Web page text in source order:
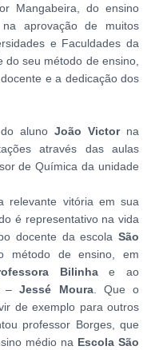
Mangabeira, do ensino
aprovação de muitos
e Faculdades da
do seu método de ensino,
e a dedicação dos
do alunoJoão Victorna
através das aulas
de Química da unidade
relevante vitória em sua
é representativo na vida
docente da escola São
método de ensino, em
Bilinhae ao
–Jessé Moura. Que o
de exemplo para outros
professor Borges, que
médio na Escola São